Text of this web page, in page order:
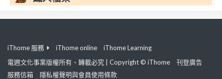
iThome 服務 iThome online
iThome Learning
電週文化事業版權所有、轉載必究 | Copyright © iThome
刊登廣告
服務信箱
隱私權聲明與會員使用條款